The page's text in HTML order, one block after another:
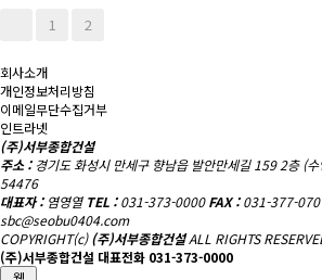
1 2
회사소개
개인정보처리방침
이메일무단수집거부
인트라넷
(주)서부종합건설
주소 : 경기도 화성시 만세구 향남읍 발안만세길 159 2층 (
54476
대표자 : 염영열 TEL :031-373-0000 FAX :031-377-
sbc@seobu0404.com
COPYRIGHT(c)(주)서부종합건설ALL RIGHTS
(주)서부종합건설 대표전화 031-373-0000